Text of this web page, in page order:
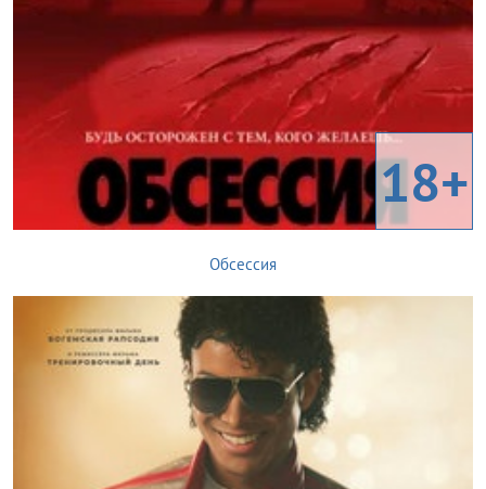
18+
Обсессия